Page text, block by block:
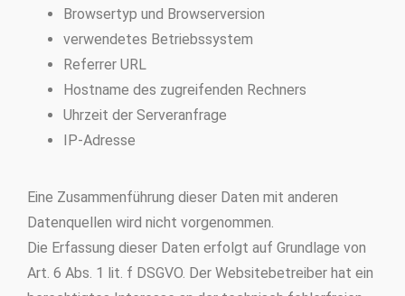
Browsertyp und Browserversion
verwendetes Betriebssystem
Referrer URL
Hostname des zugreifenden Rechners
Uhrzeit der Serveranfrage
IP-Adresse
Eine Zusammenführung dieser Daten mit anderen
Datenquellen wird nicht vorgenommen.
Die Erfassung dieser Daten erfolgt auf Grundlage von
Art. 6 Abs. 1 lit. f DSGVO. Der Websitebetreiber hat ein